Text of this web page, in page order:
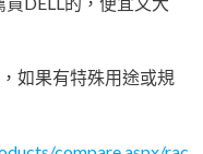
如果有特殊用途或規